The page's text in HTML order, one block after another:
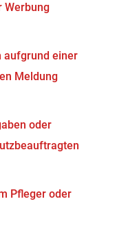
Werbung
aufgrund einer
Meldung
oder
Pfleger oder